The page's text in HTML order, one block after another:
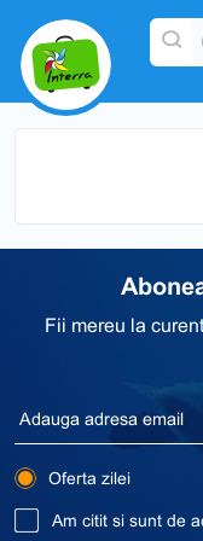
Fii mereu la
Oferta zilei
Am citit si sunt de